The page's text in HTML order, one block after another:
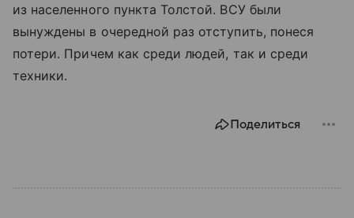
из населенного пункта Толстой. ВСУ были
вынуждены в очередной раз отступить, понеся
потери. Причем как среди людей, так и среди
техники.
Поделиться